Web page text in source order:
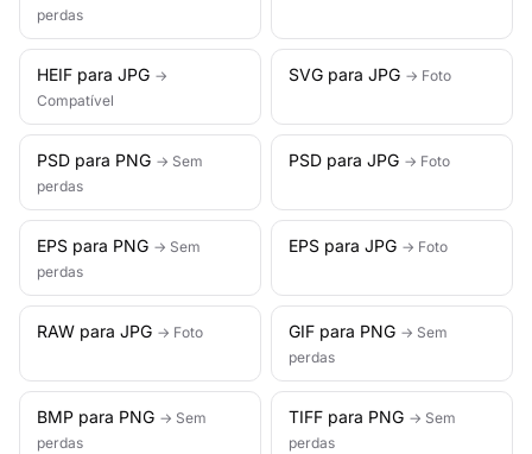
perdas
HEIF para JPG →
Compatível
SVG para JPG → Foto
PSD para PNG → Sem
perdas
PSD para JPG → Foto
EPS para PNG → Sem
perdas
EPS para JPG → Foto
RAW para JPG → Foto GIF para PNG → Sem
perdas
BMP para PNG → Sem
perdas
TIFF para PNG → Sem
perdas